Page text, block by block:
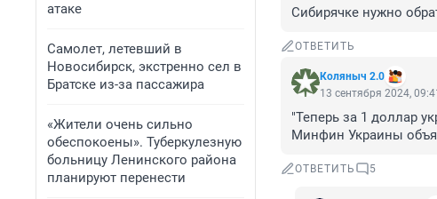
атаке
Самолет, летевший в
Новосибирск, экстренно сел в
Братске из-за пассажира
«Жители очень сильно
обеспокоены». Туберкулезную
больницу Ленинского района
планируют перенести
Сибирячке нужно
ОТВЕТИТЬ
Коляныч 2.0
13 сентября 2024, 09:41
"Теперь за 1 доллар
Минфин Украины
ОТВЕТИТЬ 5